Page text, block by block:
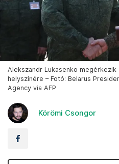
Alekszandr Lukasenko megérkezik
helyszínére – Fotó: Belarus
Agency via AFP
Körömi Csongor